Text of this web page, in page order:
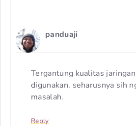
panduaji
Tergantung kualitas
digunakan. seharusnya sih
masalah.
Reply